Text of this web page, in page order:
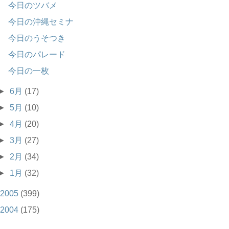
今日のツバメ
今日の沖縄セミナ
今日のうそつき
今日のパレード
今日の一枚
6月 (17)
5月 (10)
4月 (20)
3月 (27)
2月 (34)
1月 (32)
2005 (399)
2004 (175)